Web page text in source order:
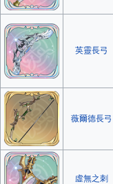
英靈長弓
薇爾德長弓
虛無之刺